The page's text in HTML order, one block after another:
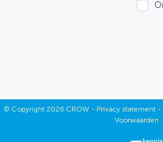
© Copyright2026 CROW - Privacy statement-
Voorwaarden